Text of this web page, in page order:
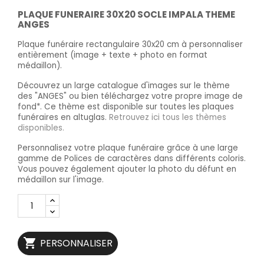
PLAQUE FUNERAIRE 30X20 SOCLE IMPALA THEME
ANGES
Plaque funéraire rectangulaire 30x20 cm à personnaliser
entièrement (image + texte + photo en format
médaillon).
Découvrez un large catalogue d'images sur le thème
des "ANGES" ou bien téléchargez votre propre image de
fond*. Ce thème est disponible sur toutes les plaques
funéraires en altuglas. Retrouvez ici tous les thèmes
disponibles.
Personnalisez votre plaque funéraire grâce à une large
gamme de Polices de caractères dans différents coloris.
Vous pouvez également ajouter la photo du défunt en
médaillon sur l'image.
 PERSONNALISER